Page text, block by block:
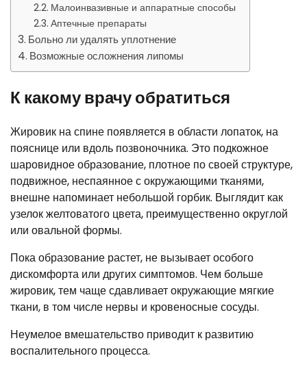
Малоинвазивные и аппаратные способы
Аптечные препараты
Больно ли удалять уплотнение
Возможные осложнения липомы
К какому врачу обратиться
Жировик на спине появляется в области лопаток, на
пояснице или вдоль позвоночника. Это подкожное
шаровидное образование, плотное по своей структуре,
подвижное, неспаянное с окружающими тканями,
внешне напоминает небольшой горбик. Выглядит как
узелок желтоватого цвета, преимущественно округлой
или овальной формы.
Пока образование растет, не вызывает особого
дискомфорта или других симптомов. Чем больше
жировик, тем чаще сдавливает окружающие мягкие
ткани, в том числе нервы и кровеносные сосуды.
Неумелое вмешательство приводит к развитию
воспалительного процесса.